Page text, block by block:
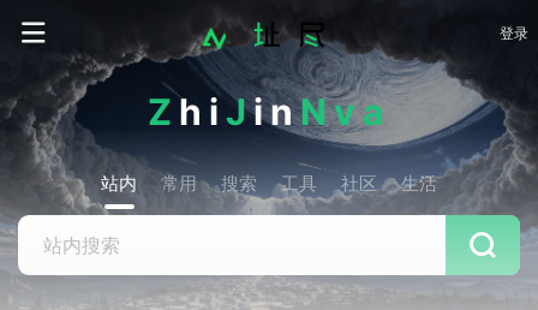
登录
ZhiJinNva
站内 常用 搜索 工具 社区 生活